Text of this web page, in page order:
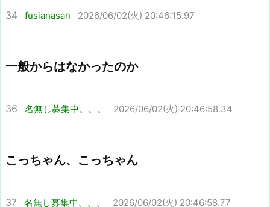
34 fusianasan 2026/06/02(火) 20:46:15.97
一般からはなかったのか
36 名無し募集中。。。 2026/06/02(火) 20:46:58.34
こっちゃん、こっちゃん
37 名無し募集中。。。 2026/06/02(火) 20:46:58.77